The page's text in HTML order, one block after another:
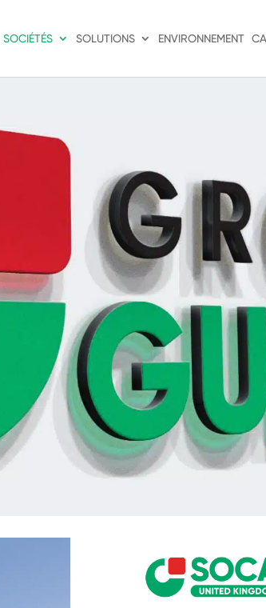
SOCIÉTÉS SOLUTIONS ENVIRONNEMENT